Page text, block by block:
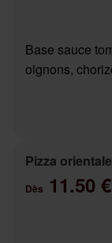
Base sauce
oignons,
Pizza
Dès 11.50 €